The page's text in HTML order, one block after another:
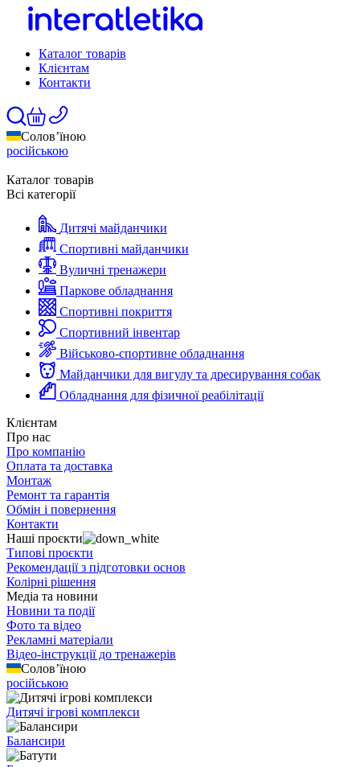
Каталог товарів
Клієнтам
Контакти
Солов’їною
російською
Каталог товарів
Всі категорії
Дитячі майданчики
Спортивні майданчики
Вуличні тренажери
Паркове обладнання
Спортивні покриття
Спортивний інвентар
Військово-спортивне обладнання
Майданчики для вигулу та дресирування собак
Обладнання для фізичної реабілітації
Клієнтам
Про нас
Про компанію
Оплата та доставка
Монтаж
Ремонт та гарантія
Обмін і повернення
Контакти
Наші проєкти
Типові проєкти
Рекомендації з підготовки основ
Колірні рішення
Медіа та новини
Новини та події
Фото та відео
Рекламні матеріали
Відео-інструкції до тренажерів
Солов’їною
російською
Дитячі ігрові комплекси
Балансири